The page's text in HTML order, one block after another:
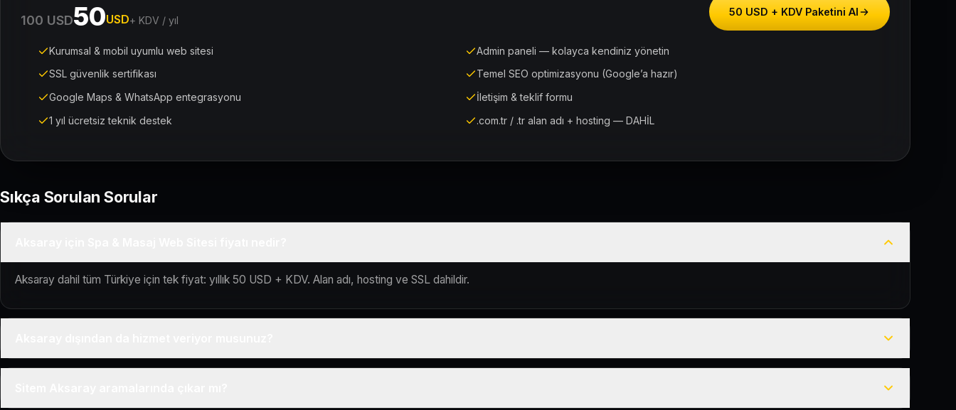
100 USD50USD+ KDV / yıl
50 USD + KDV Paketini Al
Kurumsal & mobil uyumlu web sitesi
Admin paneli — kolayca kendiniz yönetin
SSL güvenlik sertifikası
Temel SEO optimizasyonu (Google’a hazır)
Google Maps & WhatsApp entegrasyonu
İletişim & teklif formu
1 yıl ücretsiz teknik destek
.com.tr / .tr alan adı + hosting — DAHİL
Sıkça Sorulan Sorular
Aksaray dahil tüm Türkiye için tek fiyat: yıllık 50 USD + KDV. Alan adı, hosting ve SSL dahildir.